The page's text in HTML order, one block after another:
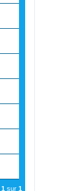
1 sur 1